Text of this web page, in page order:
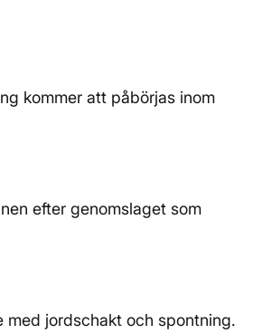
kommer att påbörjas inom
efter genomslaget som
jordschakt och spontning.